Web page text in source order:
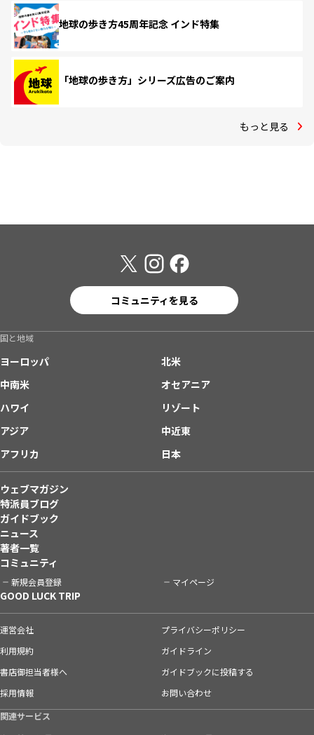
地球の歩き方45周年記念 インド特集
「地球の歩き方」シリーズ広告のご案内
もっと見る
コミュニティを見る
国と地域
ヨーロッパ
北米
中南米
オセアニア
ハワイ
リゾート
アジア
中近東
アフリカ
日本
ウェブマガジン
特派員ブログ
ガイドブック
ニュース
著者一覧
コミュニティ
新規会員登録 マイページ
GOOD LUCK TRIP
運営会社
プライバシーポリシー
利用規約
ガイドライン
書店御担当者様へ
ガイドブックに投稿する
採用情報
お問い合わせ
関連サービス